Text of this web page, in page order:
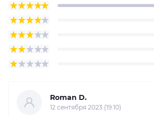
Roman D.
12 сентября 2023 (19:10)